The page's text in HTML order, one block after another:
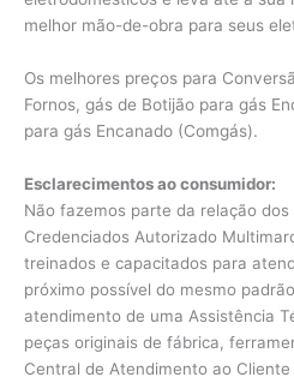
melhor mão-de-obra para seus
Os melhores preços para
Fornos, gás de Botijão para gás
para gás Encanado (Comgás).
Esclarecimentos ao consumidor:
Não fazemos parte da relação
Credenciados Autorizado
treinados e capacitados para
próximo possível do mesmo
atendimento de uma Assistência
peças originais de fábrica,
Central de Atendimento ao